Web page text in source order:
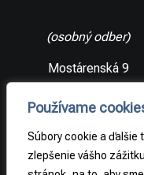
Používame
Súbory cookie a ďalšie
zlepšenie vášho
(osobný odber)
Mostárenská 9
republika